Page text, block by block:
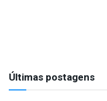
Últimas postagens